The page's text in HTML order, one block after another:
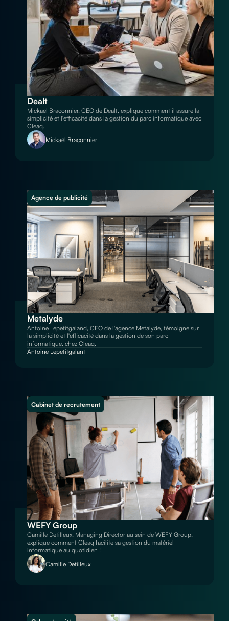
Dealt
Mickaël Braconnier, CEO de Dealt, explique comment il assure la
simplicité et l'efficacité dans la gestion du parc informatique avec
Cleaq.
Mickaël Braconnier
Agence de publicité
Metalyde
Antoine Lepetitgaland, CEO de l'agence Metalyde, témoigne sur
la simplicité et l'efficacité dans la gestion de son parc
informatique, chez Cleaq.
Antoine Lepetitgalant
Cabinet de recrutement
WEFY Group
Camille Detilleux, Managing Director au sein de WEFY Group,
explique comment Cleaq facilite sa gestion du matériel
informatique au quotidien !
Camille Detilleux